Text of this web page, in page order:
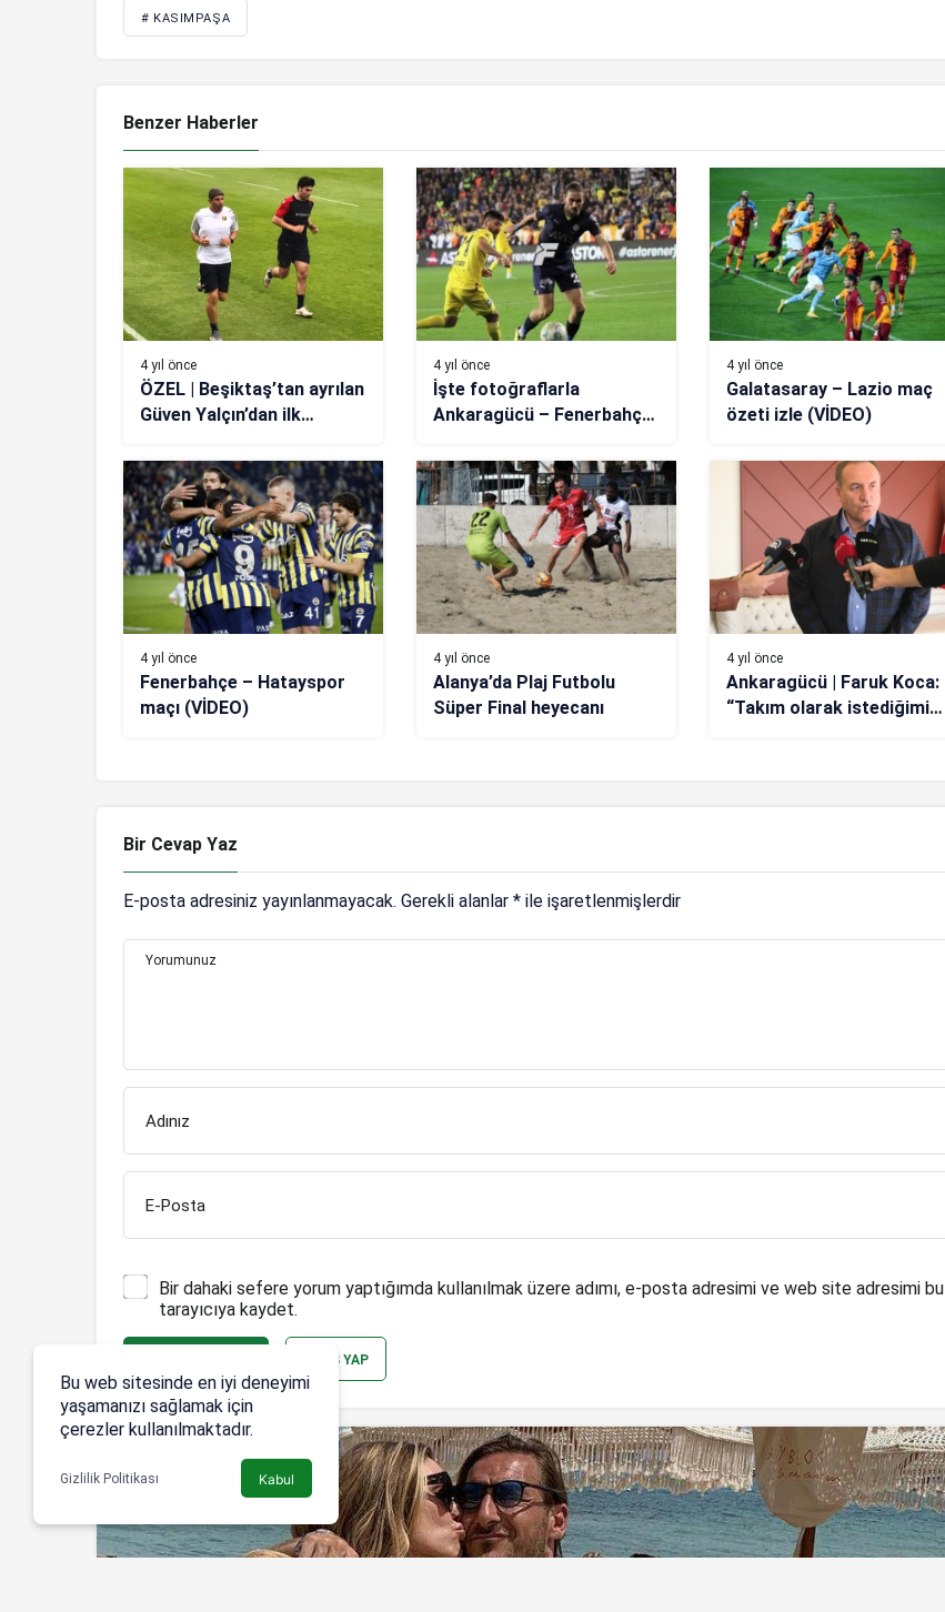
# KASIMPAŞA
Benzer Haberler
4 yıl önce
ÖZEL | Beşiktaş’tan ayrılan
Güven Yalçın’dan ilk
problemim yoktu
4 yıl önce
İşte fotoğraflarla
Ankaragücü – Fenerbahçe
4 yıl önce
Galatasaray – Lazio maç
özeti izle (VİDEO)
4 yıl önce
Fenerbahçe – Hatayspor
maçı (VİDEO)
4 yıl önce
Alanya’da Plaj Futbolu
Süper Final heyecanı
4 yıl önce
Ankaragücü | Faruk Koca:
“Takım olarak istediğimiz
Bir Cevap Yaz
E-posta adresiniz yayınlanmayacak. Gerekli alanlar * ile işaretlenmişlerdir
Yorumunuz
Adınız
E-Posta
Bir dahaki sefere yorum yaptığımda kullanılmak üzere adımı, e-posta adresimi ve web site adresimi bu
tarayıcıya kaydet.
GIRIŞ YAP
Bu web sitesinde en iyi deneyimi
yaşamanızı sağlamak için
çerezler kullanılmaktadır.
Gizlilik Politikası Kabul